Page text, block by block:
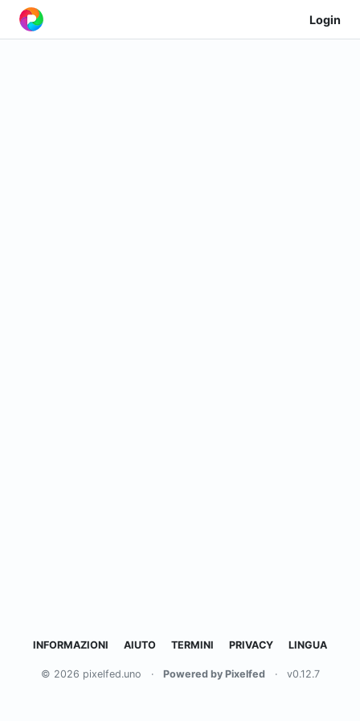
Login
INFORMAZIONI AIUTO TERMINI PRIVACY LINGUA
© 2026 pixelfed.uno · Powered by Pixelfed · v0.12.7